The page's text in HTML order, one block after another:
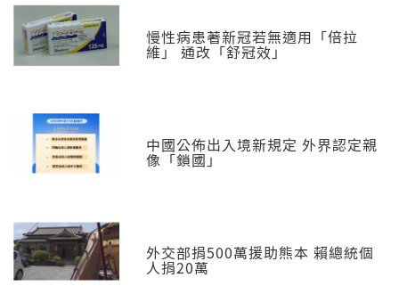
慢性病患著新冠若無適用「倍拉
維」 通改「舒冠效」
中國公佈出入境新規定 外界認定親
像「鎖國」
外交部捐500萬援助熊本 賴總統個
人捐20萬